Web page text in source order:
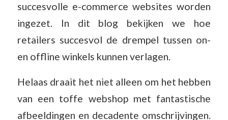
succesvolle e-commerce websites worden
ingezet. In dit blog bekijken we hoe
retailers succesvol de drempel tussen on-
en offline winkels kunnen verlagen.
Helaas draait het niet alleen om het hebben
van een toffe webshop met fantastische
afbeeldingen en decadente omschrijvingen.